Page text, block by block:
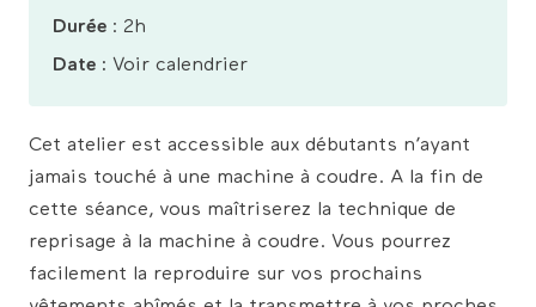
Durée : 2h
Date : Voir calendrier
Cet atelier est accessible aux débutants n’ayant
jamais touché à une machine à coudre. A la fin de
cette séance, vous maîtriserez la technique de
reprisage à la machine à coudre. Vous pourrez
facilement la reproduire sur vos prochains